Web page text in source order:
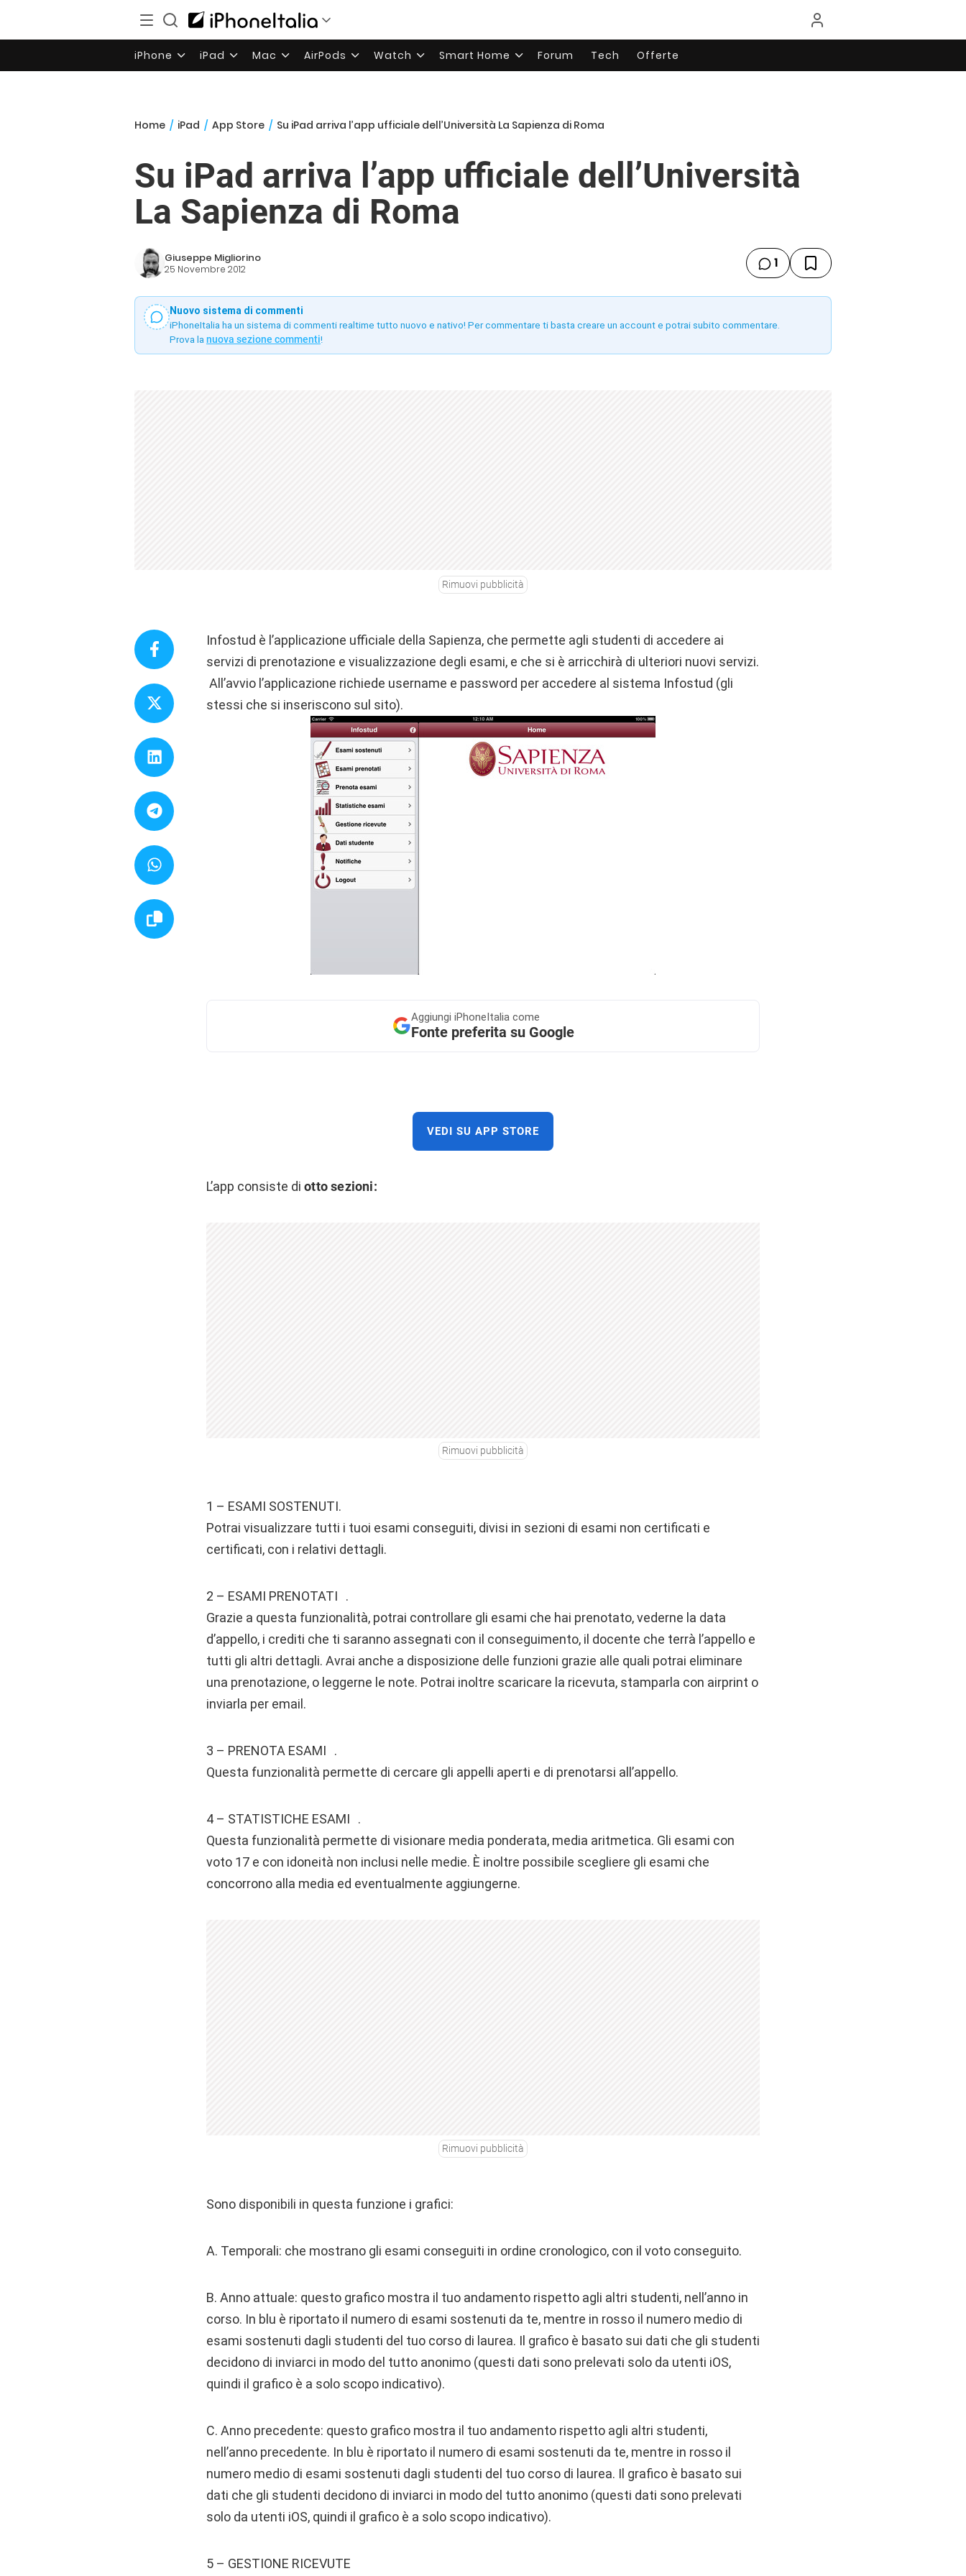
iPhone iPad Mac AirPods Watch Smart Home Forum Tech Offerte
Home / iPad / App Store / Su iPad arriva l’app ufficiale dell’Università La Sapienza di Roma
Su iPad arriva l’app ufficiale dell’Università
La Sapienza di Roma
Giuseppe Migliorino
25 Novembre 2012 1
Nuovo sistema di commenti
iPhoneItalia ha un sistema di commenti realtime tutto nuovo e nativo! Per commentare ti basta creare un account e potrai subito commentare.
Prova la nuova sezione commenti!
Rimuovi pubblicità
Infostud è l’applicazione ufficiale della Sapienza, che permette agli studenti di accedere ai
servizi di prenotazione e visualizzazione degli esami, e che si è arricchirà di ulteriori nuovi servizi.
All’avvio l’applicazione richiede username e password per accedere al sistema Infostud (gli
stessi che si inseriscono sul sito).
Aggiungi iPhoneItalia come
Fonte preferita su Google
VEDI SU APP STORE
L’app consiste di otto sezioni:
Rimuovi pubblicità
1 – ESAMI SOSTENUTI.
Potrai visualizzare tutti i tuoi esami conseguiti, divisi in sezioni di esami non certificati e
certificati, con i relativi dettagli.
2 – ESAMI PRENOTATI .
Grazie a questa funzionalità, potrai controllare gli esami che hai prenotato, vederne la data
d’appello, i crediti che ti saranno assegnati con il conseguimento, il docente che terrà l’appello e
tutti gli altri dettagli. Avrai anche a disposizione delle funzioni grazie alle quali potrai eliminare
una prenotazione, o leggerne le note. Potrai inoltre scaricare la ricevuta, stamparla con airprint o
inviarla per email.
3 – PRENOTA ESAMI .
Questa funzionalità permette di cercare gli appelli aperti e di prenotarsi all’appello.
4 – STATISTICHE ESAMI .
Questa funzionalità permette di visionare media ponderata, media aritmetica. Gli esami con
voto 17 e con idoneità non inclusi nelle medie. È inoltre possibile scegliere gli esami che
concorrono alla media ed eventualmente aggiungerne.
Rimuovi pubblicità
Sono disponibili in questa funzione i grafici:
A. Temporali: che mostrano gli esami conseguiti in ordine cronologico, con il voto conseguito.
B. Anno attuale: questo grafico mostra il tuo andamento rispetto agli altri studenti, nell’anno in
corso. In blu è riportato il numero di esami sostenuti da te, mentre in rosso il numero medio di
esami sostenuti dagli studenti del tuo corso di laurea. Il grafico è basato sui dati che gli studenti
decidono di inviarci in modo del tutto anonimo (questi dati sono prelevati solo da utenti iOS,
quindi il grafico è a solo scopo indicativo).
C. Anno precedente: questo grafico mostra il tuo andamento rispetto agli altri studenti,
nell’anno precedente. In blu è riportato il numero di esami sostenuti da te, mentre in rosso il
numero medio di esami sostenuti dagli studenti del tuo corso di laurea. Il grafico è basato sui
dati che gli studenti decidono di inviarci in modo del tutto anonimo (questi dati sono prelevati
solo da utenti iOS, quindi il grafico è a solo scopo indicativo).
5 – GESTIONE RICEVUTE